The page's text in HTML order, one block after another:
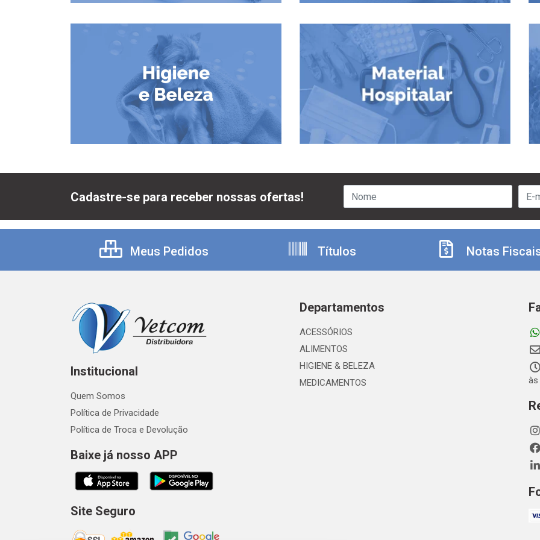
Cadastre-se para receber nossas ofertas!
Meus Pedidos Títulos Notas
Institucional
Quem Somos
Política de Privacidade
Política de Troca e Devolução
Baixe já nosso APP
Site Seguro
Departamentos
ACESSÓRIOS
ALIMENTOS
HIGIENE & BELEZA
MEDICAMENTOS
às